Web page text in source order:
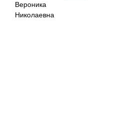
Вероника
Николаевна